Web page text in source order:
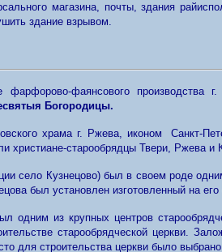
магазина, почты, здания
здание взрывом.
фаянсового
Богородицы.
храма г. Ржева, иконом Санкт-
христиане-старообрядцы Твери, Ржева и
село Кузнецово) был в своем роде
был установлен изготовленный на
одним из крупных центров
старообрядческой церкви.
для строительства церкви было